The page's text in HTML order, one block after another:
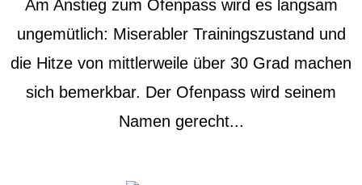
Am Anstieg zum Ofenpass wird es langsam
ungemütlich: Miserabler Trainingszustand und
die Hitze von mittlerweile über 30 Grad machen
sich bemerkbar. Der Ofenpass wird seinem
Namen gerecht...